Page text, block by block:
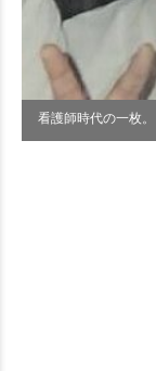
看護師時代の一枚